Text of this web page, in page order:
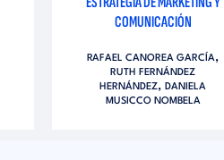
COMUNICACIÓN
RAFAEL CANOREA GARCÍA,
RUTH FERNÁNDEZ
HERNÁNDEZ,DANIELA
MUSICCO NOMBELA